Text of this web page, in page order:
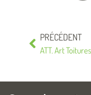
PRÉCÉDENT